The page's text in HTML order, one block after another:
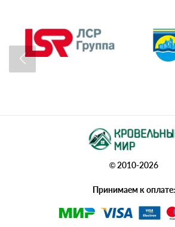
© 2010-2026
Принимаем к оплате: